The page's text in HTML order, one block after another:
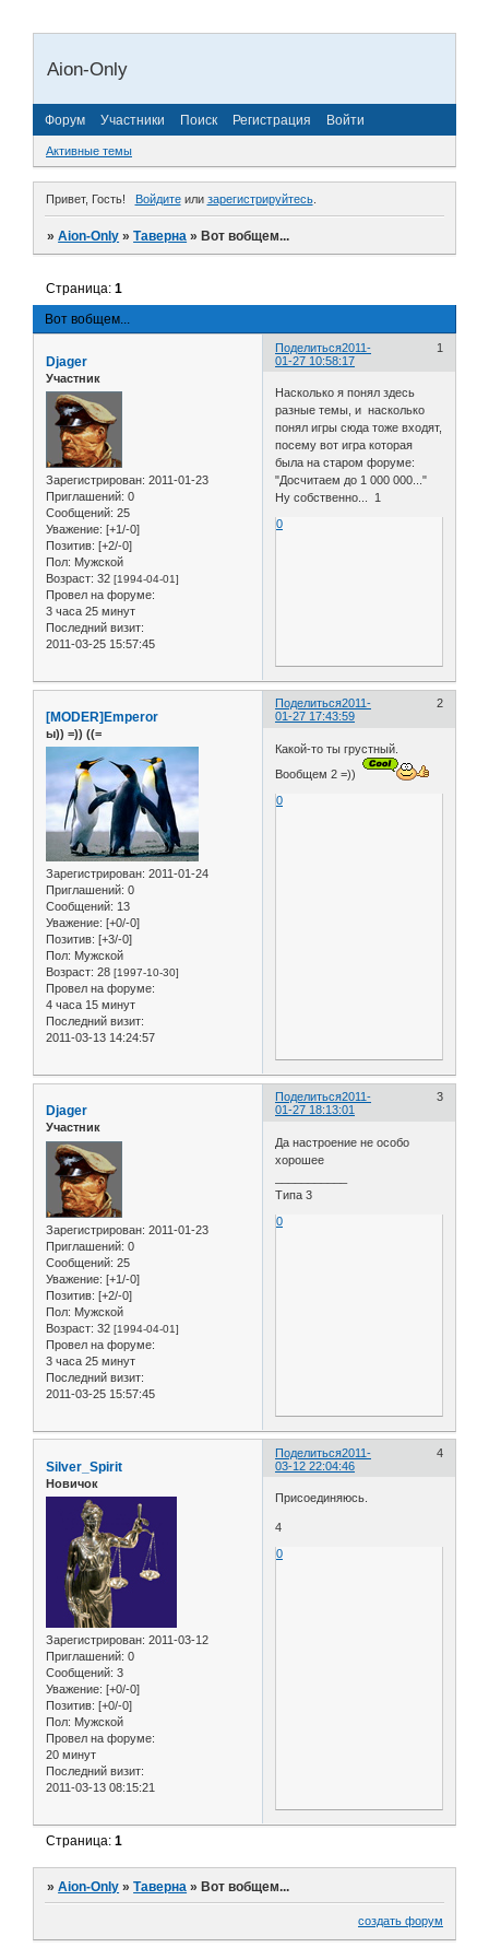
Aion-Only
Форум Участники Поиск Регистрация Войти
Активные темы
Привет, Гость! Войдитеили зарегистрируйтесь.
»Aion-Only »Таверна »Вот вобщем...
Вот вобщем...
Страница:1
Поделиться 1
2011-
01-27 10:58:17
Djager
Участник
Зарегистрирован: 2011-01-23
Приглашений: 0
Сообщений: 25
Уважение: [+1/-0]
Позитив: [+2/-0]
Пол: Мужской
Возраст: 32 [1994-04-01]
Провел на форуме:
3 часа 25 минут
Последний визит:
2011-03-25 15:57:45
Насколько я понял здесь
разные темы, и насколько
понял игры сюда тоже входят,
посему вот игра которая
была на старом форуме:
"Досчитаем до 1 000 000..."
Ну собственно... 1
0
Поделиться 2
2011-
01-27 17:43:59
[MODER]Emperor
ы)) =)) ((=
Зарегистрирован: 2011-01-24
Приглашений: 0
Сообщений: 13
Уважение: [+0/-0]
Позитив: [+3/-0]
Пол: Мужской
Возраст: 28 [1997-10-30]
Провел на форуме:
4 часа 15 минут
Последний визит:
2011-03-13 14:24:57
Какой-то ты грустный.
Вообщем 2 =))
0
Поделиться 3
2011-
01-27 18:13:01
Djager
Участник
Зарегистрирован: 2011-01-23
Приглашений: 0
Сообщений: 25
Уважение: [+1/-0]
Позитив: [+2/-0]
Пол: Мужской
Возраст: 32 [1994-04-01]
Провел на форуме:
3 часа 25 минут
Последний визит:
2011-03-25 15:57:45
Да настроение не особо
хорошее
Типа 3
0
Поделиться 4
2011-
03-12 22:04:46
Silver_Spirit
Новичок
Зарегистрирован: 2011-03-12
Приглашений: 0
Сообщений: 3
Уважение: [+0/-0]
Позитив: [+0/-0]
Пол: Мужской
Провел на форуме:
20 минут
Последний визит:
2011-03-13 08:15:21
Присоединяюсь.
4
0
Страница:1
»Aion-Only »Таверна »Вот вобщем...
создать форум